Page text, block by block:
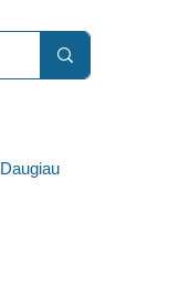
Daugiau